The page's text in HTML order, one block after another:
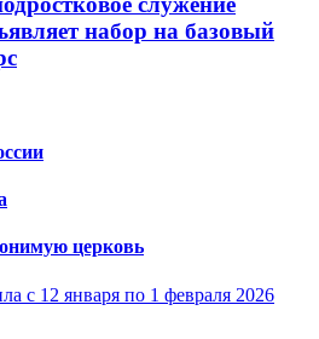
набор на базовый
церковь